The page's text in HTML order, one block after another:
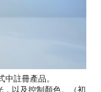
註冊產品。
以及控制顏色。（初